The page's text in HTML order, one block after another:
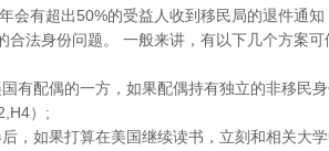
有超出50%的受益人收到移民局的退件通知
合法身份问题。 一般来讲，有以下几个方案可
有配偶的一方，如果配偶持有独立的非移民
）;
，如果打算在美国继续读书，立刻和相关大